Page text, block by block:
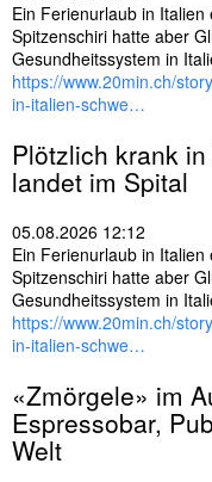
w
ö
r
t
e
Ein Ferienurlaub in
Spitzenschiri hatte aber
Gesundheitssystem in
https://www.20min.ch/
in-italien-schwe…
Plötzlich krank in
landet im Spital
05.08.2026 12:12
Ein Ferienurlaub in
Spitzenschiri hatte aber
Gesundheitssystem in
https://www.20min.ch/
in-italien-schwe…
«Zmörgele» im
Espressobar,
Welt